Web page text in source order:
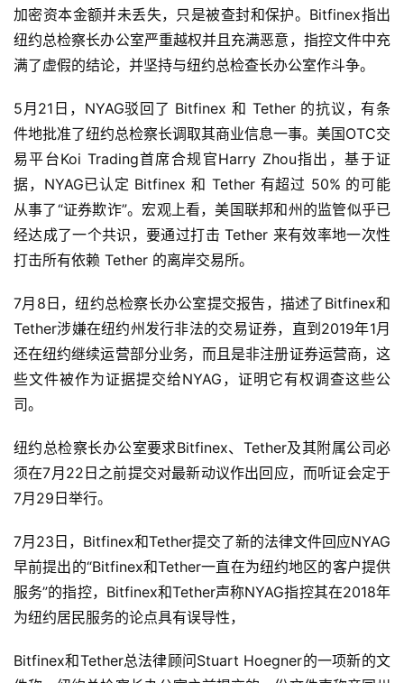
加密资本金额并未丢失，只是被查封和保护。Bitfinex指出
纽约总检察长办公室严重越权并且充满恶意，指控文件中充
满了虚假的结论，并坚持与纽约总检查长办公室作斗争。
5月21日，NYAG驳回了 Bitfinex 和 Tether 的抗议，有条
件地批准了纽约总检察长调取其商业信息一事。美国OTC交
易平台Koi Trading首席合规官Harry Zhou指出，基于证
据，NYAG已认定 Bitfinex 和 Tether 有超过 50% 的可能
从事了“证券欺诈”。宏观上看，美国联邦和州的监管似乎已
经达成了一个共识，要通过打击 Tether 来有效率地一次性
打击所有依赖 Tether 的离岸交易所。
7月8日，纽约总检察长办公室提交报告，描述了Bitfinex和
Tether涉嫌在纽约州发行非法的交易证券，直到2019年1月
还在纽约继续运营部分业务，而且是非注册证券运营商，这
些文件被作为证据提交给NYAG，证明它有权调查这些公
司。
纽约总检察长办公室要求Bitfinex、Tether及其附属公司必
须在7月22日之前提交对最新动议作出回应，而听证会定于
7月29日举行。
7月23日，Bitfinex和Tether提交了新的法律文件回应NYAG
早前提出的“Bitfinex和Tether一直在为纽约地区的客户提供
服务”的指控，Bitfinex和Tether声称NYAG指控其在2018年
为纽约居民服务的论点具有误导性，
Bitfinex和Tether总法律顾问Stuart Hoegner的一项新的文